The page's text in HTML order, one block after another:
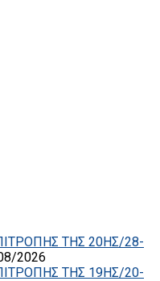
ΤΗΣ 20ΗΣ/28-
2026
ΤΗΣ 19ΗΣ/20-